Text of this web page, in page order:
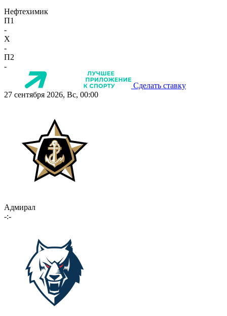
Нефтехимик
П1
-
X
-
П2
-
Сделать ставку
27 сентября 2026, Вс, 00:00
Адмирал
-:-